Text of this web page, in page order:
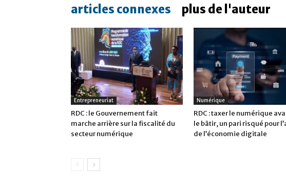
articles connexes plus de l'auteur
Entrepreneuriat
RDC : le Gouvernement fait
marche arrière sur la fiscalité du
secteur numérique
Numérique
RDC : taxer le numérique
le bâtir, un pari risqué pour
de l’économie digitale